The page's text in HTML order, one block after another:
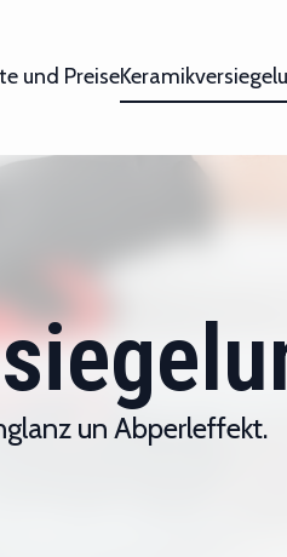
und Preise
un Abperleffekt.